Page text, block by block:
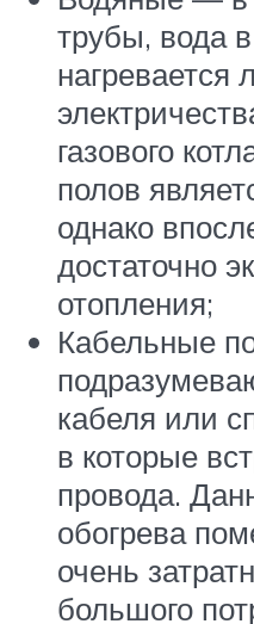
трубы, вода
нагревается
газового
полов
однако
достаточно
отопления;
Кабельные
кабеля или
в которые
провода.
обогрева
очень
большого